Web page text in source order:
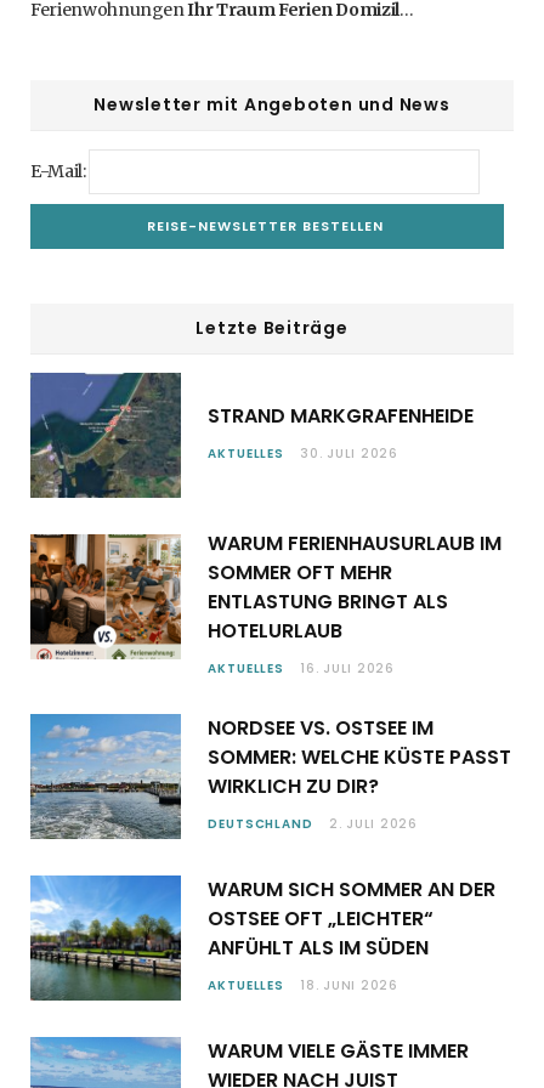
FerienwohnungenIhr Traum Ferien Domizil…
Newsletter mit Angeboten und News
E-Mail:
Letzte Beiträge
STRAND MARKGRAFENHEIDE
AKTUELLES 30. JULI 2026
WARUM FERIENHAUSURLAUB IM
SOMMER OFT MEHR
ENTLASTUNG BRINGT ALS
HOTELURLAUB
AKTUELLES 16. JULI 2026
NORDSEE VS. OSTSEE IM
SOMMER: WELCHE KÜSTE PASST
WIRKLICH ZU DIR?
DEUTSCHLAND 2. JULI 2026
WARUM SICH SOMMER AN DER
OSTSEE OFT „LEICHTER“
ANFÜHLT ALS IM SÜDEN
AKTUELLES 18. JUNI 2026
WARUM VIELE GÄSTE IMMER
WIEDER NACH JUIST